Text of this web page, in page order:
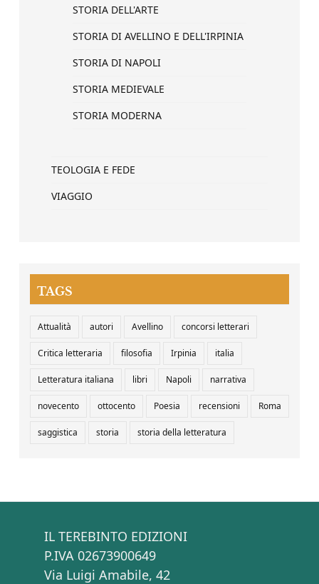
STORIA DELL'ARTE
STORIA DI AVELLINO E DELL'IRPINIA
STORIA DI NAPOLI
STORIA MEDIEVALE
STORIA MODERNA
TEOLOGIA E FEDE
VIAGGIO
TAGS
Attualità autori Avellino concorsi letterari
Critica letteraria filosofia Irpinia italia
Letteratura italiana libri Napoli narrativa
novecento ottocento Poesia recensioni Roma
saggistica storia storia della letteratura
IL TEREBINTO EDIZIONI
P.IVA 02673900649
Via Luigi Amabile, 42